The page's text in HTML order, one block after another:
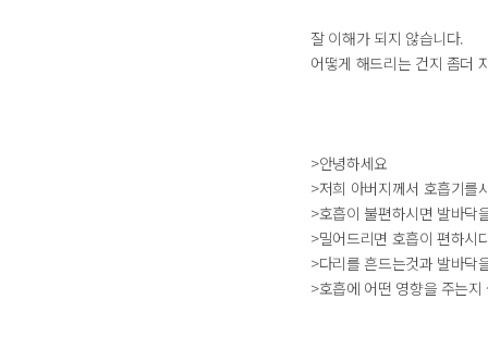
잘 이해가 되지 않습니다.
어떻게 해드리는 건지 좀더
>안녕하세요
>저희 아버지께서 호흡기를
>호흡이 불편하시면 발바닥
>밀어드리면 호흡이 편하시
>다리를 흔드는것과 발바닥
>호흡에 어떤 영향을 주는